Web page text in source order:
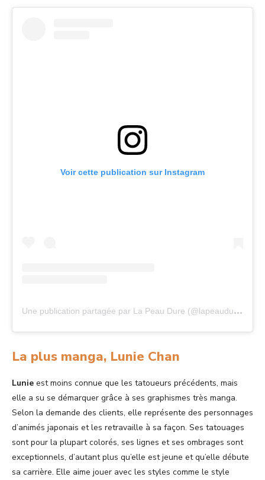
Voir cette publication sur Instagram
U
ne publication partagée par La Peau Dure (@lapeaudure)
La plus manga, Lunie Chan
Lunie est moins connue que les tatoueurs précédents, mais
elle a su se démarquer grâce à ses graphismes très manga.
Selon la demande des clients, elle représente des personnages
d’animés japonais et les retravaille à sa façon. Ses tatouages
sont pour la plupart colorés, ses lignes et ses ombrages sont
exceptionnels, d’autant plus qu’elle est jeune et qu’elle débute
sa carrière. Elle aime jouer avec les styles comme le style